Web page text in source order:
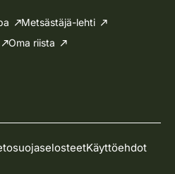
Metsästäjä-lehti
Oma riista
Käyttöehdot